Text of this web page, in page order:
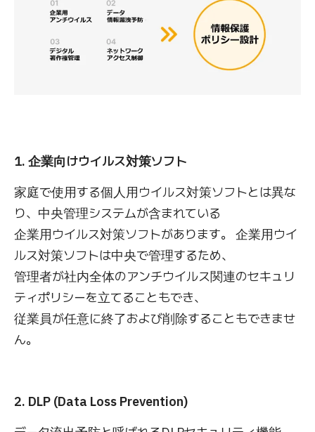
1. 企業向けウイルス対策ソフト
家庭で使用する個人用ウイルス対策ソフトとは異な
り、中央管理システムが含まれている
企業用ウイルス対策ソフトがあります。 企業用ウイ
ルス対策ソフトは中央で管理するため、
管理者が社内全体のアンチウイルス関連のセキュリ
ティポリシーを立てることもでき、
従業員が任意に終了および削除することもできませ
ん。
2. DLP (Data Loss Prevention)